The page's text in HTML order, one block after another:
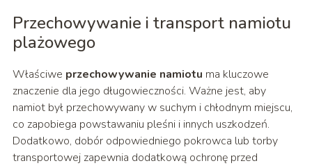
Przechowywanie i transport namiotu
plażowego
Właściwe przechowywanie namiotu ma kluczowe
znaczenie dla jego długowieczności. Ważne jest, aby
namiot był przechowywany w suchym i chłodnym miejscu,
co zapobiega powstawaniu pleśni i innych uszkodzeń.
Dodatkowo, dobór odpowiedniego pokrowca lub torby
transportowej zapewnia dodatkową ochronę przed